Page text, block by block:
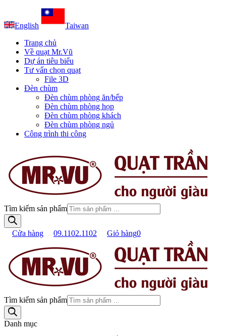
English
Taiwan
Trang chủ
Về quạt Mr.Vũ
Dự án tiêu biểu
Tư vấn chọn quạt
File 3D
Đèn chùm
Đèn chùm phòng ăn/bếp
Đèn chùm phòng họp
Đèn chùm phòng khách
Đèn chùm phòng ngủ
Công trình thi công
Tìm kiếm sản phẩm
Cửa hàng 09.1102.1102 Giỏ hàng0
Tìm kiếm sản phẩm
Danh mục